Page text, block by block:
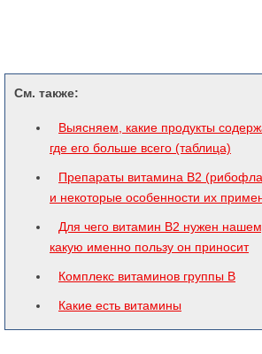
См. также:
Выясняем, какие продукты
где его больше всего (таблица)
Препараты витамина В2
и некоторые особенности их
Для чего витамин В2 нужен
какую именно пользу он приносит
Комплекс витаминов группы В
Какие есть витамины